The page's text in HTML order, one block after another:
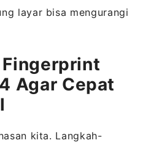
layar bisa mengurangi
Agar Cepat
kita. Langkah-